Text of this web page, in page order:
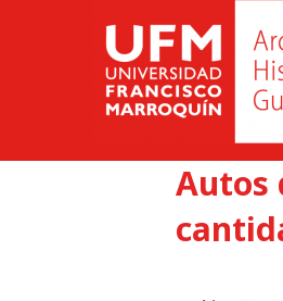
Autos